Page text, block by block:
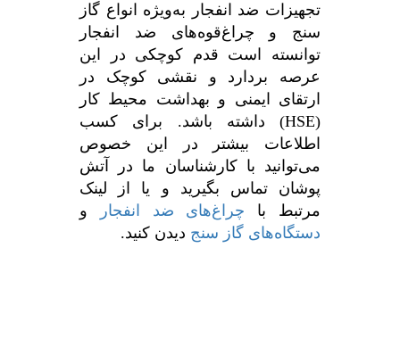
تجهیزات ضد انفجار به‌ویژه انواع گاز
سنج و چراغ‌قوه‌های ضد انفجار
توانسته است قدم کوچکی در این
عرصه بردارد و نقشی کوچک در
ارتقای ایمنی و بهداشت محیط کار
(HSE) داشته باشد. برای کسب
اطلاعات بیشتر در این خصوص
می‌توانید با کارشناسان ما در آتش
پوشان تماس بگیرید و یا از لینک
مرتبط با چراغ‌های ضد انفجار و
دستگاه‌های گاز سنج دیدن کنید.